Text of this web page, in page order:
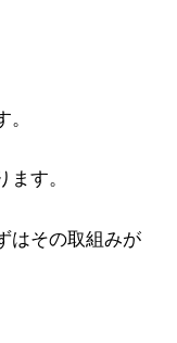
ます。
はその取組みが